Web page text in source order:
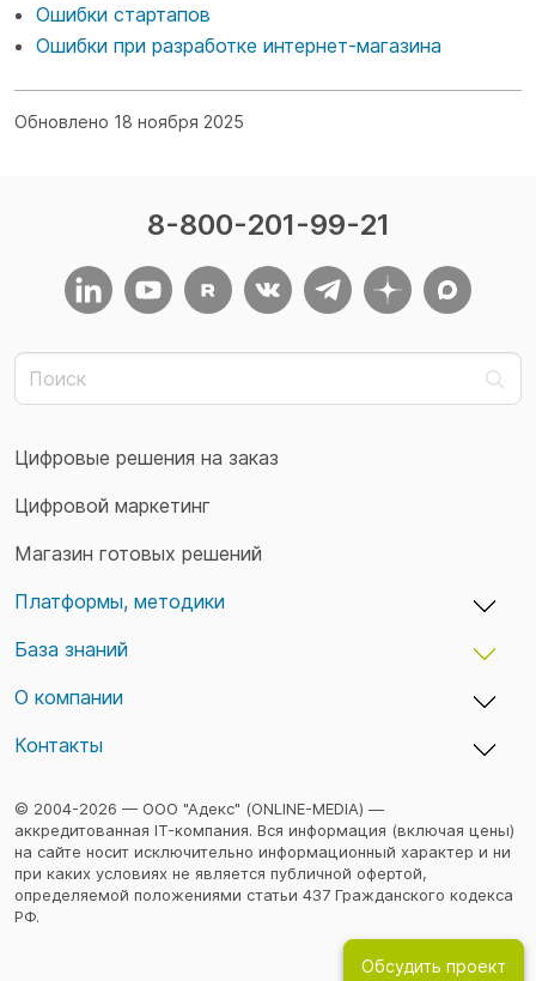
Обсудить проект
Ошибки стартапов
Ошибки при разработке интернет-магазина
Обновлено 18 ноября 2025
8-800-201-99-21
Цифровые решения на заказ
Цифровой маркетинг
Магазин готовых решений
Платформы, методики
adxCMS — бизнес-платформы и сайты
TaskTracker — учет времени и задач
TeamDo — менеджер паролей
База знаний
Кейсы
Статьи
О компании
Вакансии
Контакты
© 2004-2026 — ООО "Адекс" (ONLINE-MEDIA) —
аккредитованная IT-компания. Вся информация (включая цены)
на сайте носит исключительно информационный характер и ни
при каких условиях не является публичной офертой,
определяемой положениями статьи 437 Гражданского кодекса
РФ.